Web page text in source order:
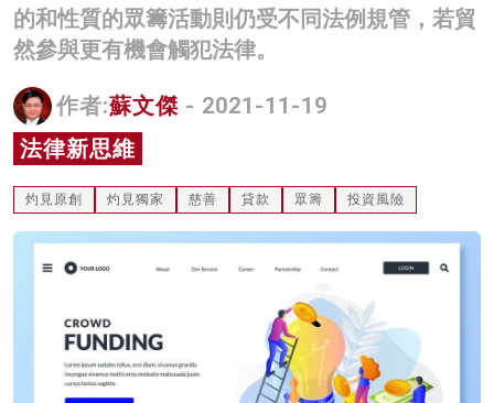
商業
科技
影片
名家榜
灼見活動
關於我們
的和性質的眾籌活動則仍受不同法例規管，若貿
然參與更有機會觸犯法律。
作者:蘇文傑 - 2021-11-19
法律新思維
灼見原創 灼見獨家 慈善 貸款 眾籌 投資風險